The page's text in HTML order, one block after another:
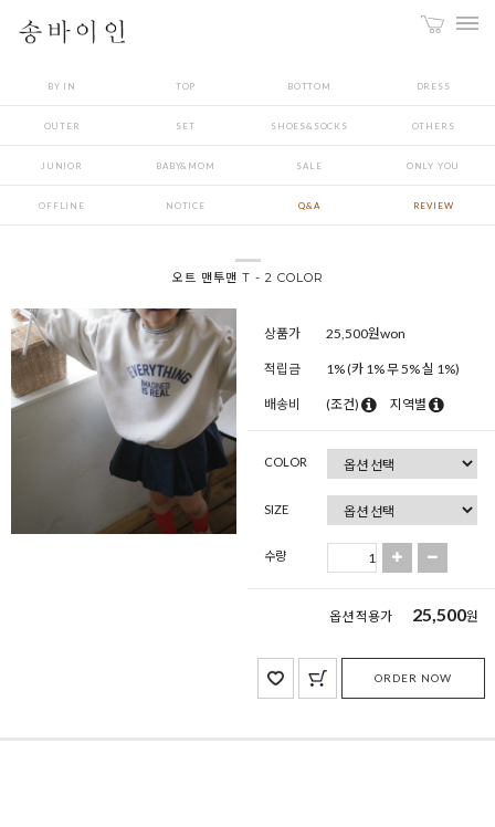
BY IN TOP BOTTOM DRESS
OUTER SET SHOES&SOCKS OTHERS
JUNIOR BABY&MOM SALE ONLY YOU
OFFLINE NOTICE Q&A REVIEW
오트 맨투맨 T - 2 COLOR
상품가 25,500원won
적립금 1% (카 1% 무 5% 실 1%)
배송비 (조건) 지역별
COLOR
SIZE
수량
옵션 적용가 25,500원
ORDER NOW